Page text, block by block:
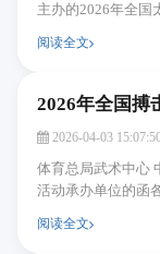
主办的2026年全国
阅读全文
2026年全国搏
2026-04-03
体育总局武术中心
活动承办单位的函
阅读全文